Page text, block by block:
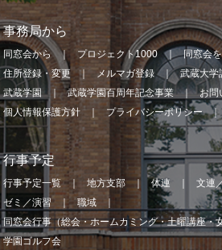
事務局から
同窓会から プロジェクト1000 同窓会
住所登録・変更
メルマガ登録 武蔵大学
武蔵学園
武蔵学園百周年記念事業
お問
個人情報保護方針
プライバシーポリシー
行事予定
行事予定一覧 地方支部 体連 文連
ゼミ／演習
職域
同窓会行事（総会・ホームカミング・土曜講座・
学園ゴルフ会